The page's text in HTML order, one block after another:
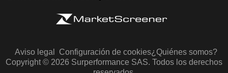
Aviso legal Configuración de cookies¿Quiénes somos?
Copyright © 2026 Surperformance SAS. Todos los derechos